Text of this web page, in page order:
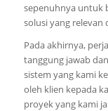
sepenuhnya untuk
solusi yang relevan
Pada akhirnya,
tanggung jawab
sistem yang kami
oleh klien kepada
proyek yang kami